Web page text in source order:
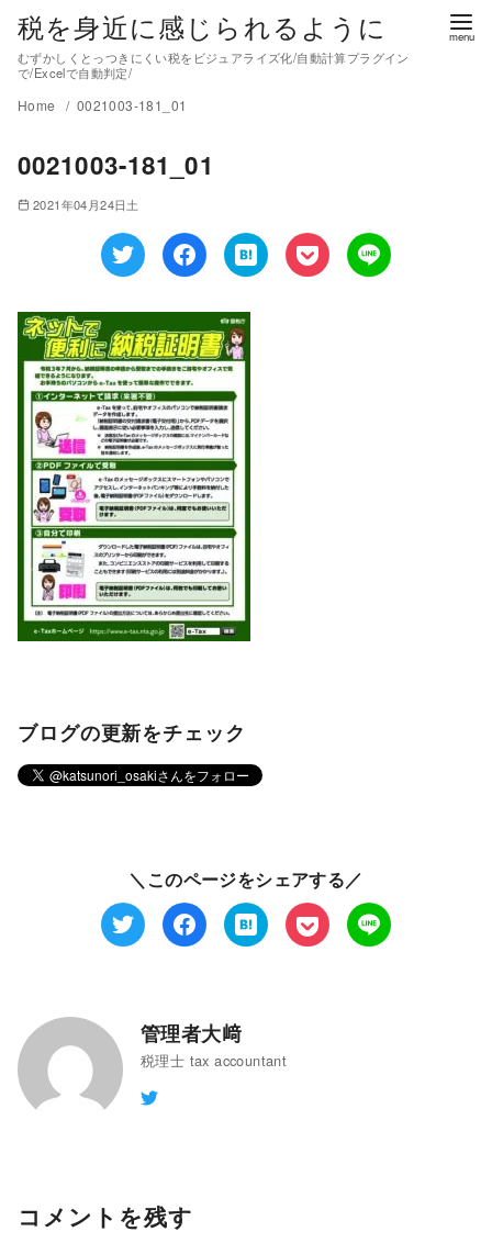
税を身近に感じられるように
むずかしくとっつきにくい税をビジュアライズ化/自動計算プラグイン
で/Excelで自動判定/
Home 0021003-181_01
0021003-181_01
2021年04月24日土
ブログの更新をチェック
＼このページをシェアする／
管理者大﨑
税理士 tax accountant
コメントを残す